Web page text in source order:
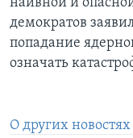
наивной и
демократов
попадание
означать
О других